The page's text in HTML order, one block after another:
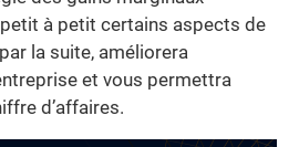
à petit certains aspects de
la suite, améliorera
et vous permettra
d’affaires.